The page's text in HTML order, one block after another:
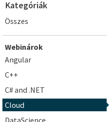
Kategóriák
Összes
Webinárok
Angular
C++
C# and .NET
Cloud
DataScience